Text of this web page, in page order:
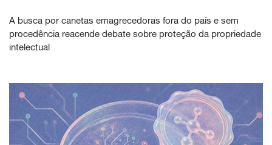
A busca por canetas emagrecedoras fora do país e sem
procedência reacende debate sobre proteção da propriedade
intelectual